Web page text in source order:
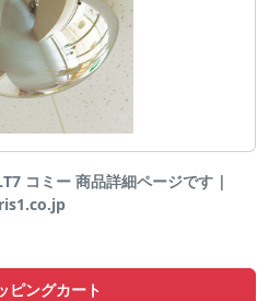
コミー 商品詳細ページです |
ピングカート